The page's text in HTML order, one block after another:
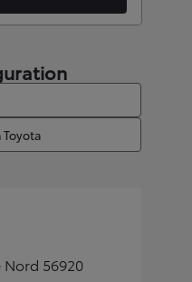
Toyota
56920